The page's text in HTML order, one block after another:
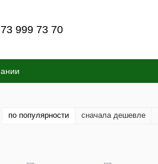
999 73 70
по популярности сначала дешевле